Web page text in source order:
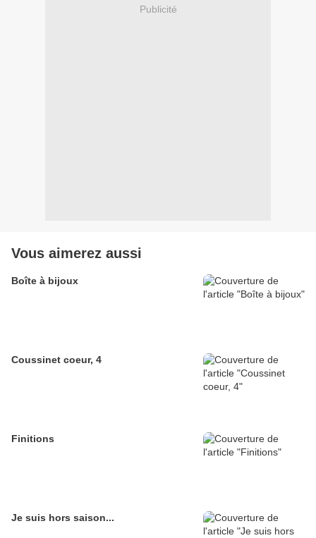
Publicité
Vous aimerez aussi
Boîte à bijoux
Coussinet coeur, 4
Finitions
Je suis hors saison...